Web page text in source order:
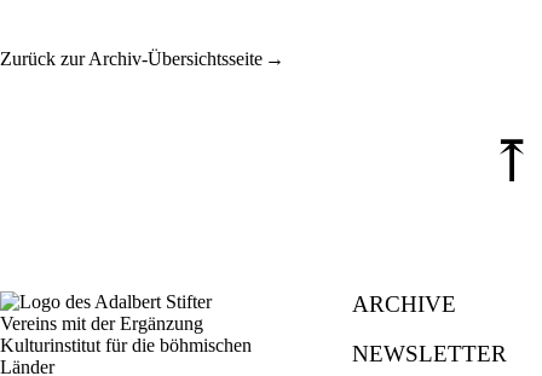
Zurück zur Archiv-Übersichtsseite
⤒
ARCHIVE
NEWSLETTER